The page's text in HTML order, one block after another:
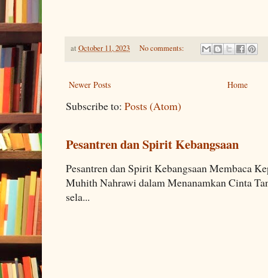
at October 11, 2023 No comments:
Newer Posts Home
Subscribe to: Posts (Atom)
Pesantren dan Spirit Kebangsaan
Pesantren dan Spirit Kebangsaan Membaca
Muhith Nahrawi dalam Menanamkan Cinta
sela...